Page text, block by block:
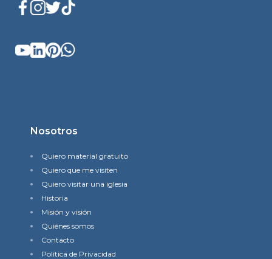
Nosotros
Quiero material gratuito
Quiero que me visiten
Quiero visitar una iglesia
Historia
Misión y visión
Quiénes somos
Contacto
Política de Privacidad